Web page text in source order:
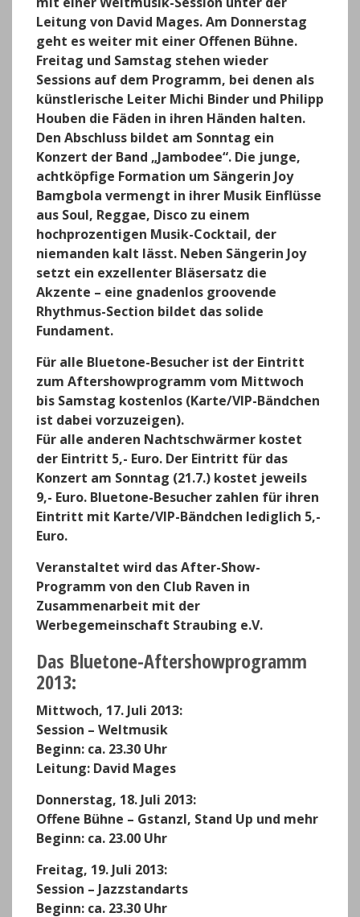
Leitung von David Mages. Am Donnerstag
geht es weiter mit einer Offenen Bühne.
Freitag und Samstag stehen wieder
Sessions auf dem Programm, bei denen als
künstlerische Leiter Michi Binder und Philipp
Houben die Fäden in ihren Händen halten.
Den Abschluss bildet am Sonntag ein
Konzert der Band „Jambodee“. Die junge,
achtköpfige Formation um Sängerin Joy
Bamgbola vermengt in ihrer Musik Einflüsse
aus Soul, Reggae, Disco zu einem
hochprozentigen Musik-Cocktail, der
niemanden kalt lässt. Neben Sängerin Joy
setzt ein exzellenter Bläsersatz die
Akzente – eine gnadenlos groovende
Rhythmus-Section bildet das solide
Fundament.
Für alle Bluetone-Besucher ist der Eintritt
zum Aftershowprogramm vom Mittwoch
bis Samstag kostenlos (Karte/VIP-Bändchen
ist dabei vorzuzeigen).
Für alle anderen Nachtschwärmer kostet
der Eintritt 5,- Euro. Der Eintritt für das
Konzert am Sonntag (21.7.) kostet jeweils
9,- Euro. Bluetone-Besucher zahlen für ihren
Eintritt mit Karte/VIP-Bändchen lediglich 5,-
Euro.
Veranstaltet wird das After-Show-
Programm von den Club Raven in
Zusammenarbeit mit der
Werbegemeinschaft Straubing e.V.
Das Bluetone-Aftershowprogramm
2013:
Mittwoch, 17. Juli 2013:
Session – Weltmusik
Beginn: ca. 23.30 Uhr
Leitung: David Mages
Donnerstag, 18. Juli 2013:
Offene Bühne – Gstanzl, Stand Up und mehr
Beginn: ca. 23.00 Uhr
Freitag, 19. Juli 2013:
Session – Jazzstandarts
Beginn: ca. 23.30 Uhr